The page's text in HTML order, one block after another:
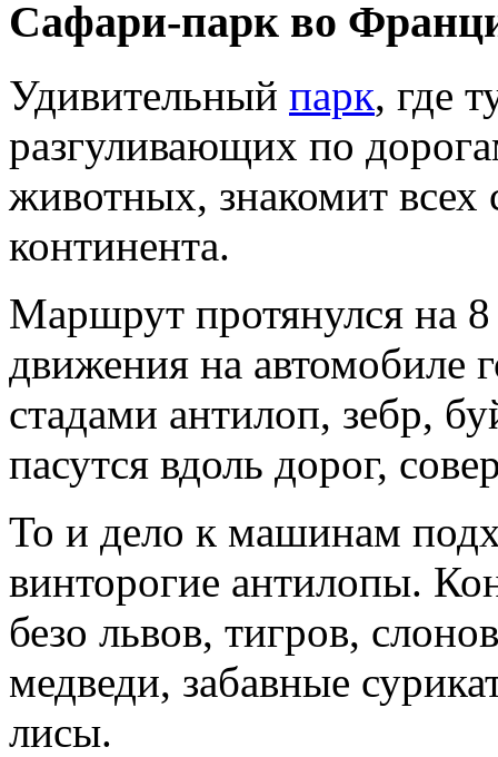
Сафари-парк во
Удивительный парк, где
разгуливающих по
животных, знакомит всех
континента.
Маршрут протянулся на
движения на автомобиле
стадами антилоп, зебр,
пасутся вдоль дорог,
То и дело к машинам
винторогие антилопы.
безо львов, тигров,
медведи, забавные
лисы.